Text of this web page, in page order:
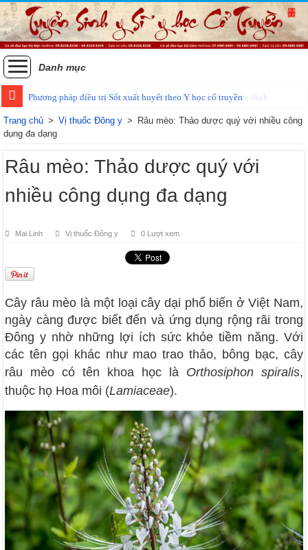
Danh mục
Phương pháp điều trị Sốt xuất huyết theo Y học cổ truyền
Trang chủ > Vị thuốc Đông y > Râu mèo: Thảo dược quý với nhiều công
dụng đa dạng
Râu mèo: Thảo dược quý với
nhiều công dụng đa dạng
Mai Linh Vị thuốc Đông y 0 Lượt xem
Cây râu mèo là một loại cây dại phổ biến ở Việt Nam,
ngày càng được biết đến và ứng dụng rộng rãi trong
Đông y nhờ những lợi ích sức khỏe tiềm năng. Với
các tên gọi khác như mao trao thảo, bông bạc, cây
râu mèo có tên khoa học là Orthosiphon spiralis,
thuộc họ Hoa môi (Lamiaceae).